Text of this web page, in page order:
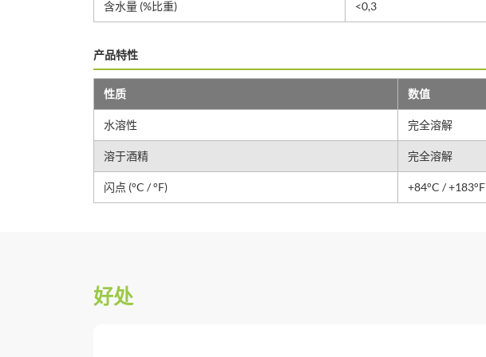
含水量 (%比重) <0,3
产品特性
性质 数值
水溶性 完全溶解
溶于酒精 完全溶解
闪点 (°C / °F) +84°C / +183°F
好处